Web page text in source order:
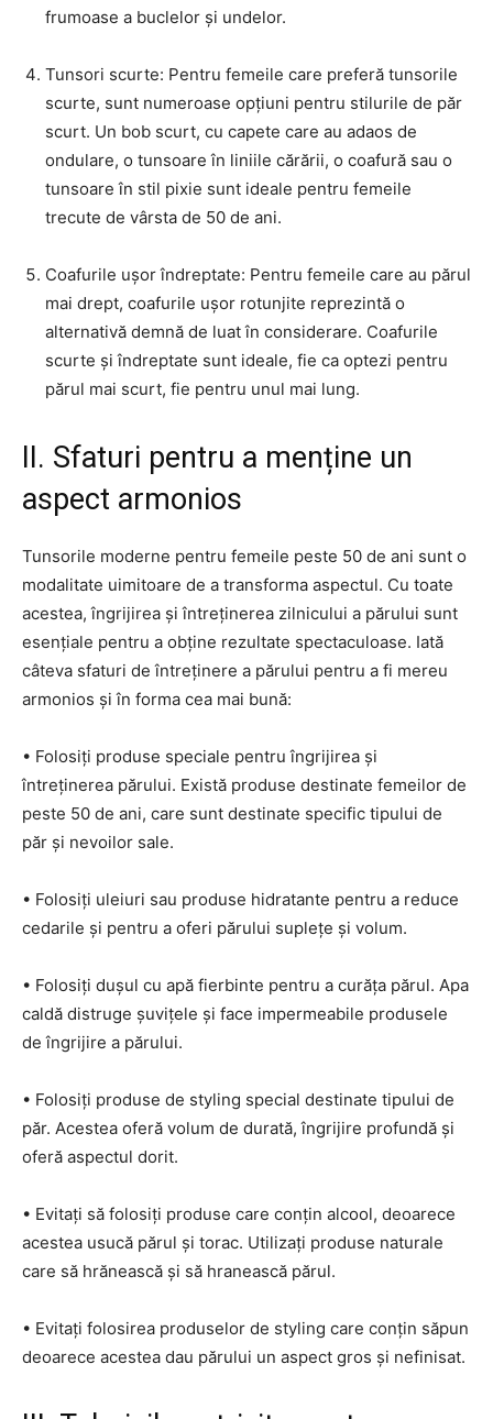
frumoase a buclelor și undelor.
Tunsori scurte: Pentru femeile care preferă tunsorile
scurte, sunt numeroase opțiuni pentru stilurile de păr
scurt. Un bob scurt, cu capete care au adaos de
ondulare, o tunsoare în liniile cărării, o coafură sau o
tunsoare în stil pixie sunt ideale pentru femeile
trecute de vârsta de 50 de ani.
Coafurile ușor îndreptate: Pentru femeile care au părul
mai drept, coafurile ușor rotunjite reprezintă o
alternativă demnă de luat în considerare. Coafurile
scurte și îndreptate sunt ideale, fie ca optezi pentru
părul mai scurt, fie pentru unul mai lung.
II. Sfaturi pentru a menține un
aspect armonios
Tunsorile moderne pentru femeile peste 50 de ani sunt o
modalitate uimitoare de a transforma aspectul. Cu toate
acestea, îngrijirea și întreținerea zilnicului a părului sunt
esențiale pentru a obține rezultate spectaculoase. Iată
câteva sfaturi de întreținere a părului pentru a fi mereu
armonios și în forma cea mai bună:
• Folosiți produse speciale pentru îngrijirea și
întreținerea părului. Există produse destinate femeilor de
peste 50 de ani, care sunt destinate specific tipului de
păr și nevoilor sale.
• Folosiți uleiuri sau produse hidratante pentru a reduce
cedarile și pentru a oferi părului suplețe și volum.
• Folosiți dușul cu apă fierbinte pentru a curăța părul. Apa
caldă distruge șuvițele și face impermeabile produsele
de îngrijire a părului.
• Folosiți produse de styling special destinate tipului de
păr. Acestea oferă volum de durată, îngrijire profundă și
oferă aspectul dorit.
• Evitați să folosiți produse care conțin alcool, deoarece
acestea usucă părul și torac. Utilizați produse naturale
care să hrănească și să hranească părul.
• Evitați folosirea produselor de styling care conțin săpun
deoarece acestea dau părului un aspect gros și nefinisat.